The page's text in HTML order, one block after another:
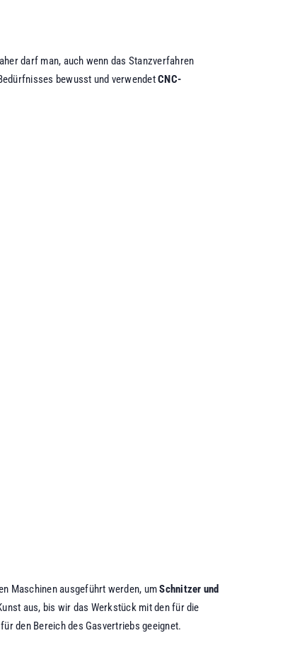
darf man, auch wenn das Stanzverfahren
bewusst und verwendetCNC-
Maschinen ausgeführt werden, umSchnitzer und
aus, bis wir das Werkstück mit den für die
den Bereich des Gasvertriebs geeignet.